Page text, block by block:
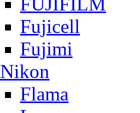
Fujicell
Fujimi
Nikon
Flama